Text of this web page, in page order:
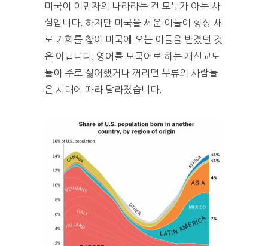
미국이 이민자의 나라라는 건 모두가 아는 사
실입니다. 하지만 미국을 세운 이들이 항상 새
로 기회를 찾아 미국에 오는 이들을 반겼던 것
은 아닙니다. 영어를 모국어로 하는 개신교도
들이 주로 싫어했거나 꺼리던 부류의 사람들
은 시대에 따라 달라졌습니다.